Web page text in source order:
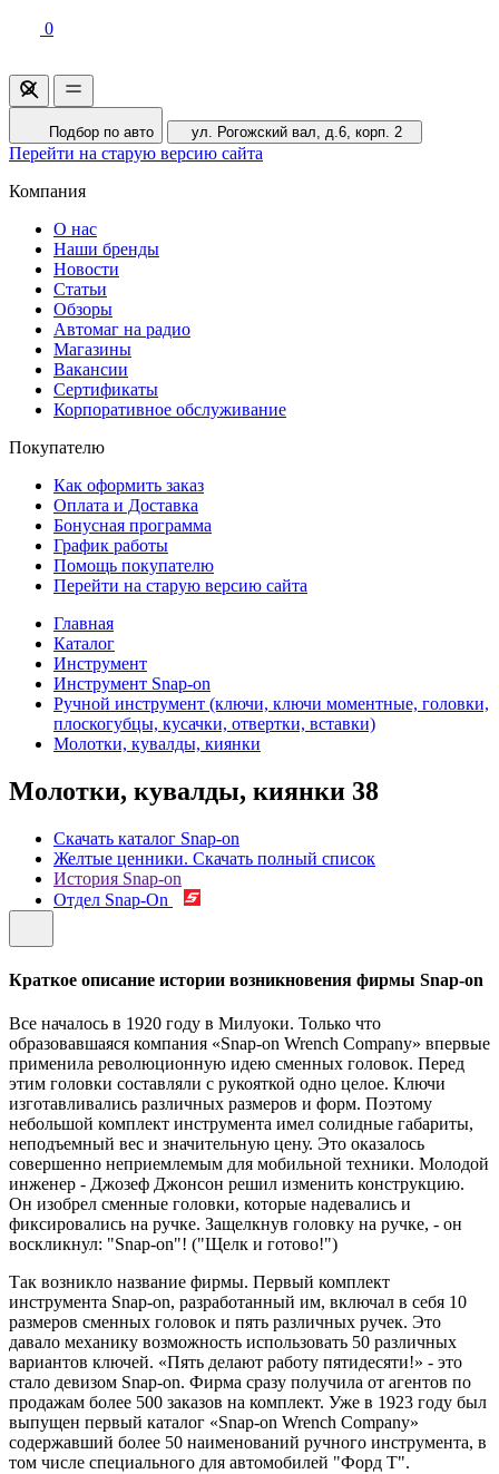
0
Подбор по авто ул. Рогожский вал, д.6, корп. 2
Перейти на старую версию сайта
Компания
О нас
Наши бренды
Новости
Статьи
Обзоры
Автомаг на радио
Магазины
Вакансии
Сертификаты
Корпоративное обслуживание
Покупателю
Как оформить заказ
Оплата и Доставка
Бонусная программа
График работы
Помощь покупателю
Перейти на старую версию сайта
Главная
Каталог
Инструмент
Инструмент Snap-on
Ручной инструмент (ключи, ключи моментные, головки,
плоскогубцы, кусачки, отвертки, вставки)
Молотки, кувалды, киянки
Молотки, кувалды, киянки 38
Скачать каталог Snap-on
Желтые ценники. Скачать полный список
История Snap-on
Отдел Snap-On
Краткое описание истории возникновения фирмы Snap-on
Все началось в 1920 году в Милуоки. Только что
образовавшаяся компания «Snap-on Wrench Company» впервые
применила революционную идею сменных головок. Перед
этим головки составляли с рукояткой одно целое. Ключи
изготавливались различных размеров и форм. Поэтому
небольшой комплект инструмента имел солидные габариты,
неподъемный вес и значительную цену. Это оказалось
совершенно неприемлемым для мобильной техники. Молодой
инженер - Джозеф Джонсон решил изменить конструкцию.
Он изобрел сменные головки, которые надевались и
фиксировались на ручке. Защелкнув головку на ручке, - он
воскликнул: "Snap-on"! ("Щелк и готово!")
Так возникло название фирмы. Первый комплект
инструмента Snap-on, разработанный им, включал в себя 10
размеров сменных головок и пять различных ручек. Это
давало механику возможность использовать 50 различных
вариантов ключей. «Пять делают работу пятидесяти!» - это
стало девизом Snap-on. Фирма сразу получила от агентов по
продажам более 500 заказов на комплект. Уже в 1923 году был
выпущен первый каталог «Snap-on Wrench Company»
содержавший более 50 наименований ручного инструмента, в
том числе специального для автомобилей "Форд Т".